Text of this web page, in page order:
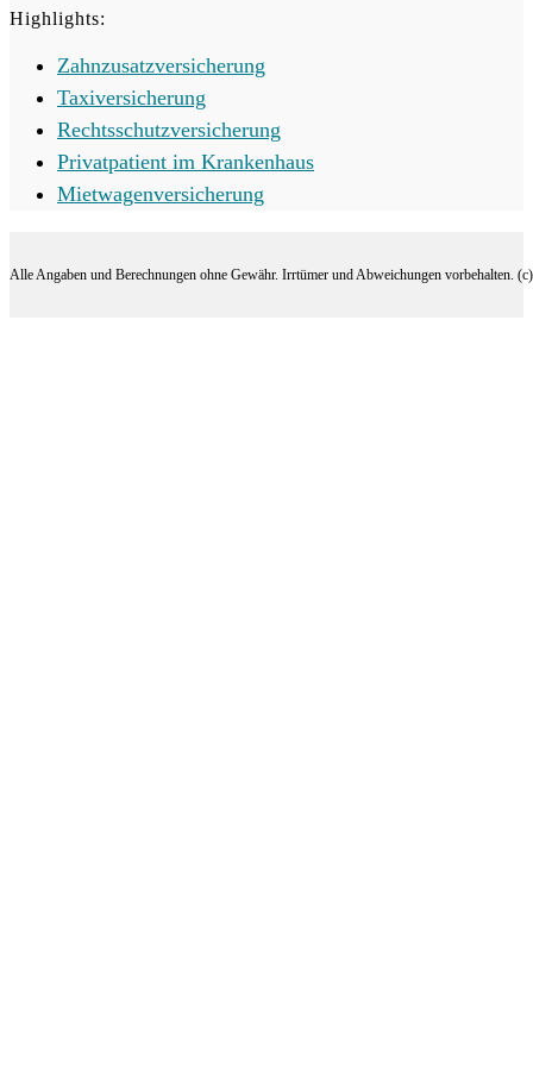
Highlights:
Zahnzusatzversicherung
Taxiversicherung
Rechtsschutzversicherung
Privatpatient im Krankenhaus
Mietwagenversicherung
Alle Angaben und Berechnungen ohne Gewähr. Irrtümer und Abweichungen vorbehalten.